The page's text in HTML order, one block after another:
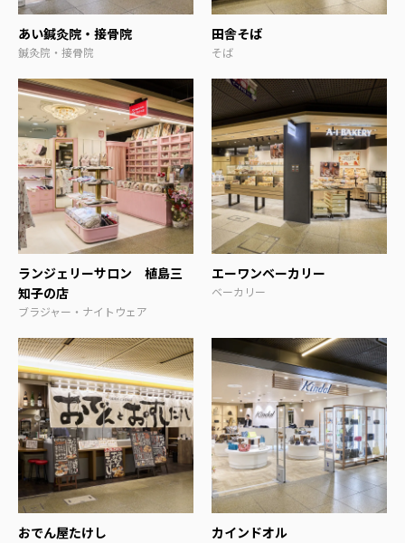
あい鍼灸院・接骨院
鍼灸院・接骨院
田舎そば
そば
ランジェリーサロン 植島三
知子の店
ブラジャー・ナイトウェア
エーワンベーカリー
ベーカリー
おでん屋たけし カインドオル